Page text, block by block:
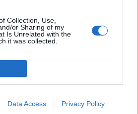
Collection, Use,
or Sharing of my
Is Unrelated with the
it was collected.
Data Access Privacy Policy